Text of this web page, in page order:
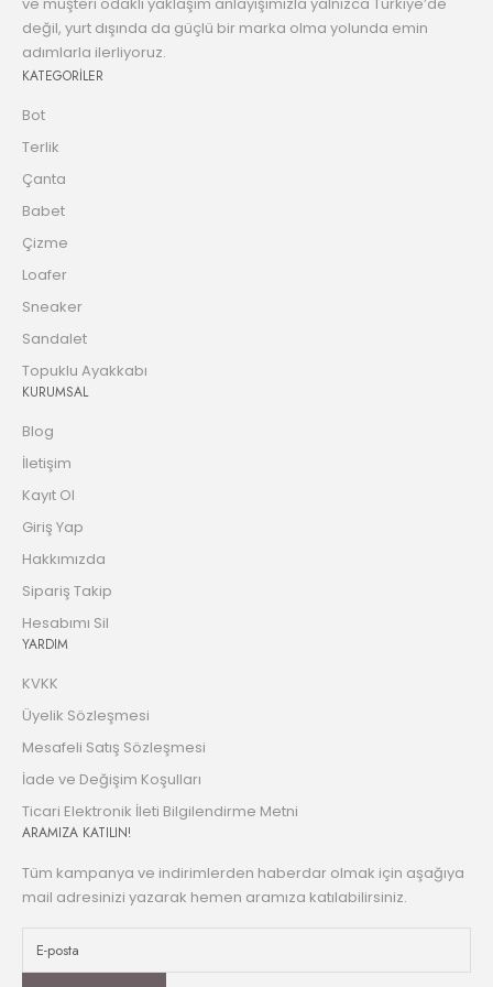
değil, yurt dışında da güçlü bir marka olma yolunda emin
adımlarla ilerliyoruz.
KATEGORİLER
Bot
Terlik
Çanta
Babet
Çizme
Loafer
Sneaker
Sandalet
Topuklu Ayakkabı
KURUMSAL
Blog
İletişim
Kayıt Ol
Giriş Yap
Hakkımızda
Sipariş Takip
Hesabımı Sil
YARDIM
KVKK
Üyelik Sözleşmesi
Mesafeli Satış Sözleşmesi
İade ve Değişim Koşulları
Ticari Elektronik İleti Bilgilendirme Metni
ARAMIZA KATILIN!
Tüm kampanya ve indirimlerden haberdar olmak için aşağıya
mail adresinizi yazarak hemen aramıza katılabilirsiniz.